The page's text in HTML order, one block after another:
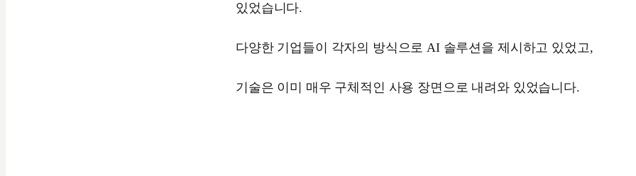
있었습니다.
다양한 기업들이 각자의 방식으로 AI 솔루션을 제시하고 있었고,
기술은 이미 매우 구체적인 사용 장면으로 내려와 있었습니다.